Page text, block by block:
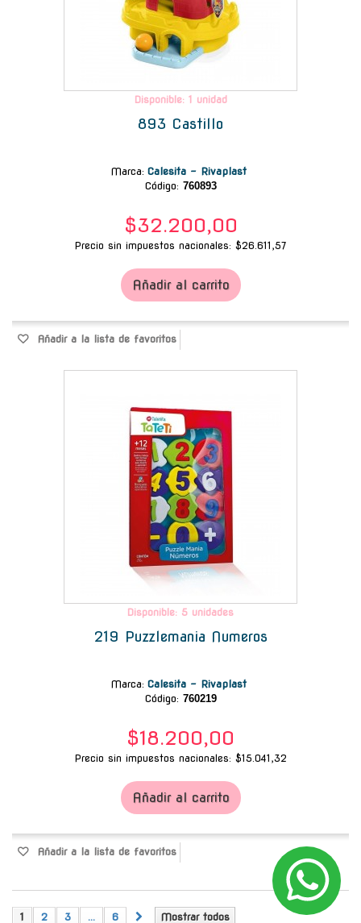
Disponible: 1 unidad
893 Castillo
Marca: Calesita - Rivaplast
Código: 760893
$32.200,00
Precio sin impuestos nacionales: $26.611,57
Añadir al carrito
Añadir a la lista de favoritos
Disponible: 5 unidades
219 Puzzlemania Numeros
Marca: Calesita - Rivaplast
Código: 760219
$18.200,00
Precio sin impuestos nacionales: $15.041,32
Añadir al carrito
Añadir a la lista de favoritos
Mostrar todos
1 2 3 ... 6